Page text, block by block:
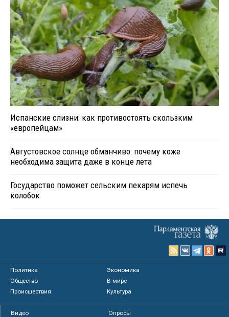
Испанские слизни: как противостоять скользким
«европейцам»
Августовское солнце обманчиво: почему коже
необходима защита даже в конце лета
Государство поможет сельским пекарям испечь
колобок
Политика
Экономика
Общество
В мире
Происшествия
Культура
Видео
Опросы